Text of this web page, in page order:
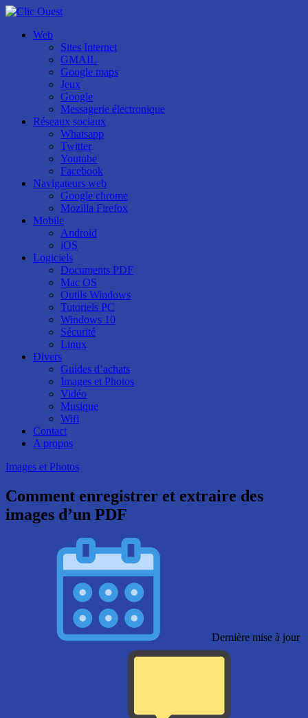
Web
Sites Internet
GMAIL
Google maps
Jeux
Google
Messagerie électronique
Réseaux sociaux
Whatsapp
Twitter
Youtube
Facebook
Navigateurs web
Google chrome
Mozilla Firefox
Mobile
Android
iOS
Logiciels
Documents PDF
Mac OS
Outils Windows
Tutoriels PC
Windows 10
Sécurité
Linux
Divers
Guides d’achats
Images et Photos
Vidéo
Musique
Wifi
Contact
A propos
Images et Photos
Comment enregistrer et extraire des
images d’un PDF
Dernière mise à jour